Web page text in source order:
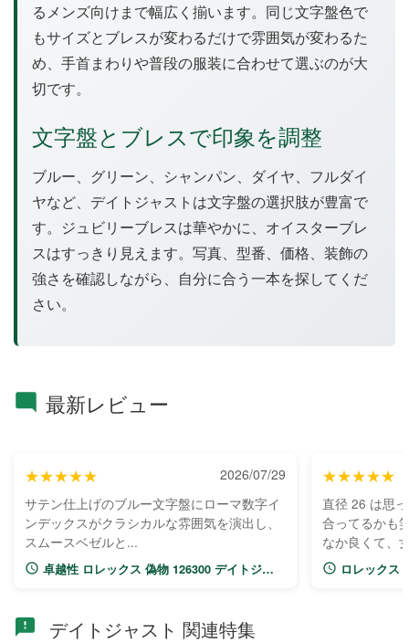
るメンズ向けまで幅広く揃います。同じ文字盤色で
もサイズとブレスが変わるだけで雰囲気が変わるた
め、手首まわりや普段の服装に合わせて選ぶのが大
切です。
文字盤とブレスで印象を調整
ブルー、グリーン、シャンパン、ダイヤ、フルダイ
ヤなど、デイトジャストは文字盤の選択肢が豊富で
す。ジュビリーブレスは華やかに、オイスターブレ
スはすっきり見えます。写真、型番、価格、装飾の
強さを確認しながら、自分に合う一本を探してくだ
さい。
最新レビュー
★★★★★
2026/07/29
サテン仕上げのブルー文字盤にローマ数字イ
ンデックスがクラシカルな雰囲気を演出し、
スムースベゼルと...
卓越性 ロレックス 偽物 126300 デイトジャ
★★★★★
直径 26 は思
合ってるかも
なか良くて、
ロレックス
デイトジャスト 関連特集